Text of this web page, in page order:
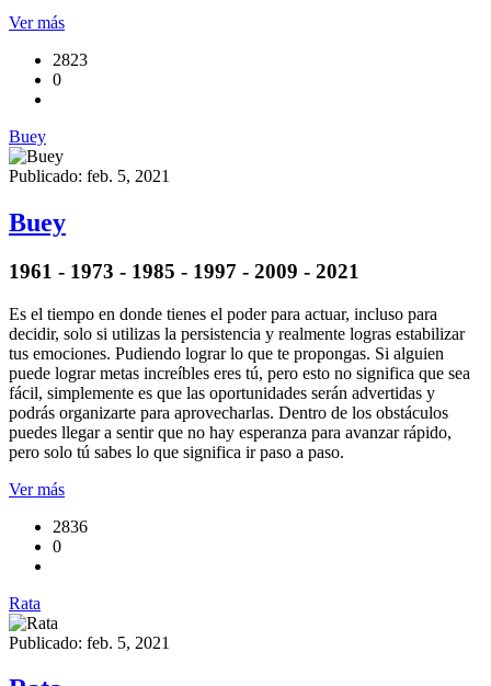
Ver más
2823
0
Buey
Publicado: feb. 5, 2021
Buey
1961 - 1973 - 1985 - 1997 - 2009 - 2021
Es el tiempo en donde tienes el poder para actuar, incluso para
decidir, solo si utilizas la persistencia y realmente logras estabilizar
tus emociones. Pudiendo lograr lo que te propongas. Si alguien
puede lograr metas increíbles eres tú, pero esto no significa que sea
fácil, simplemente es que las oportunidades serán advertidas y
podrás organizarte para aprovecharlas. Dentro de los obstáculos
puedes llegar a sentir que no hay esperanza para avanzar rápido,
pero solo tú sabes lo que significa ir paso a paso.
Ver más
2836
0
Rata
Publicado: feb. 5, 2021